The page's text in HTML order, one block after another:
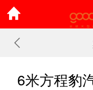
6米方程豹